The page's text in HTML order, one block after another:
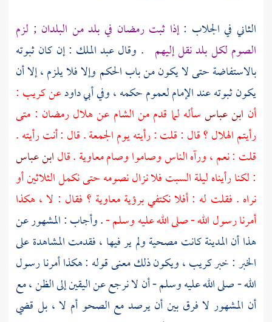
الثاني في الجلاب :إذا ثبت رمضان في بلد من البلدان ; لزم
الصوم لكل بلد نقل إليهم . وقالعبد الملك : إن كان ثبوته
بالاستفاضة حتى لا يكون من باب الحكم وإلا فلا يلزم ، إلا أن
يكون ثبوته عند الإمام لعموم حكمه ، وفيأبي داودعنكريب :
أن ابن عباسسأله لما قدم منالشام عن هلال رمضان : متى
رأيتم الهلال ؟ قال : قلت : رأيته يوم الجمعة . قال : أنت رأيته .
قلت : نعم ، ورآه الناس وصاموا وصاممعاوية. قالابن عباس
: لكنا رأيناه ليلة السبت فلا نزال نصومه حتى نكمل الثلاثين أو
نراه . فقلت له : أفلا نكتفي برؤيةمعاوية ؟ فقال : لا ، هكذا
أمرنا رسول الله - صلى الله عليه وسلم -. وأجاب : المشهور عن
هذا أنالمدينةكانت مصحية ولم ير فيها ، فقدمت المشاهدة على
الخبر : خبركريب، ويكون ذلك معنى قوله : هكذا أمرنا رسول
الله - صلى الله عليه وسلم - أن لا نرجع عن اليقين إلى الظن ، مع
أن المشهور لا فرق بين أن يرصد مع الصحو أم لا ، بل قضي